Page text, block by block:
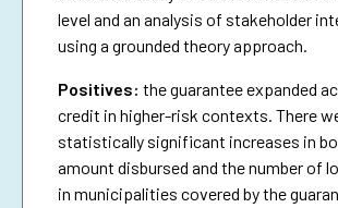
level and an analysis of stakeholder
using a grounded theory approach.
Positives: the guarantee expanded
credit in higher-risk contexts. There
statistically significant increases in
amount disbursed and the number of
in municipalities covered by the